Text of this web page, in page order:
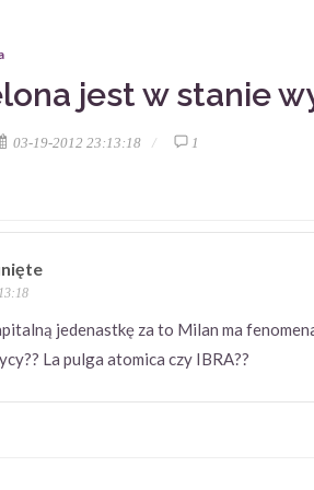
jest w stanie
03-19-2012 23:13:18 1
jedenastkę za to Milan ma
La pulga atomica czy IBRA??